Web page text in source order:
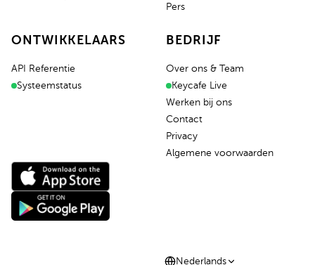
Pers
ONTWIKKELAARS
API Referentie
Systeemstatus
BEDRIJF
Over ons & Team
Keycafe Live
Werken bij ons
Contact
Privacy
Algemene voorwaarden
Nederlands